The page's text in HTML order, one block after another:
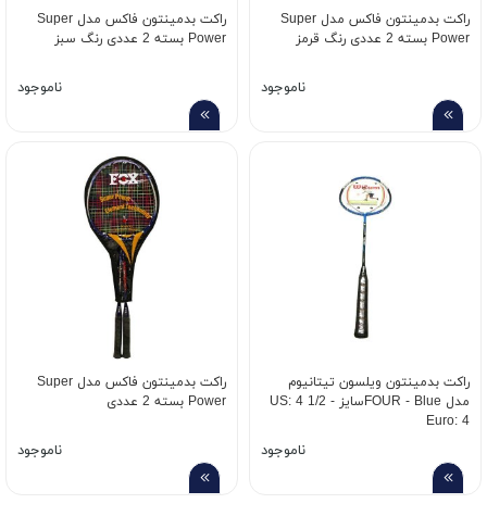
راکت بدمینتون فاکس مدل Super
Power بسته 2 عددی رنگ قرمز
ناموجود
راکت بدمینتون فاکس مدل Super
Power بسته 2 عددی رنگ سبز
ناموجود
راکت بدمینتون ویلسون تیتانیوم
مدل FOUR - Blueسایز US: 4 1/2 -
Euro: 4
ناموجود
راکت بدمینتون فاکس مدل Super
Power بسته 2 عددی
ناموجود